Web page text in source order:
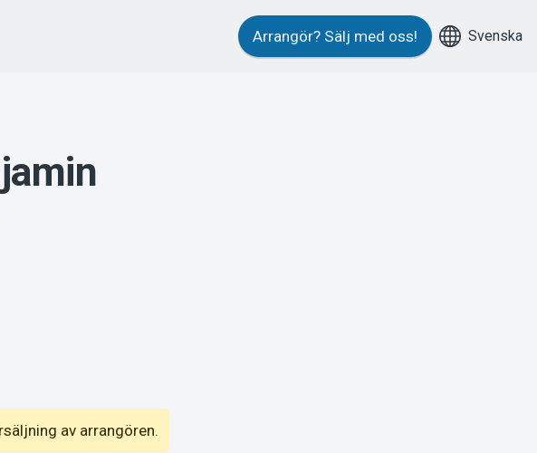
Arrangör? Sälj med oss! Svenska
av arrangören.